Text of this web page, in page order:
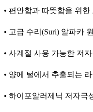
• 편안함과 따뜻함을 위한
• 고급 수리(Suri) 알파카
• 사계절 사용 가능한 저
• 양에 털에서 추출되는
• 하이포알러제닉 저자